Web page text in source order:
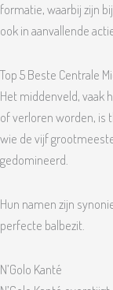
formatie, waarbij zijn
ook in aanvallende
Top 5 Beste Centrale
Het middenveld, vaak
of verloren worden, is
wie de vijf
gedomineerd.
Hun namen zijn
perfecte balbezit.
N’Golo Kanté